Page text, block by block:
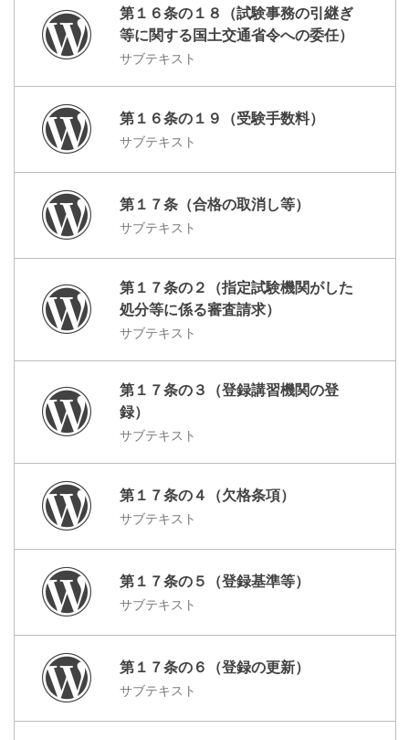
第１６条の１８（試験事務の引継ぎ
等に関する国土交通省令への委任）
サブテキスト
第１６条の１９（受験手数料）
サブテキスト
第１７条（合格の取消し等）
サブテキスト
第１７条の２（指定試験機関がした
処分等に係る審査請求）
サブテキスト
第１７条の３（登録講習機関の登
録）
サブテキスト
第１７条の４（欠格条項）
サブテキスト
第１７条の５（登録基準等）
サブテキスト
第１７条の６（登録の更新）
サブテキスト